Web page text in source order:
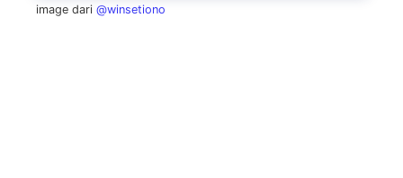
image dari @winsetiono